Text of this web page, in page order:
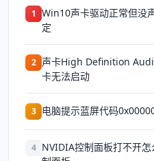
1 Win10声卡驱动正常但没
定
2 声卡High Definition
卡无法启动
3 电脑提示蓝屏代码
4 NVIDIA控制面板打不开